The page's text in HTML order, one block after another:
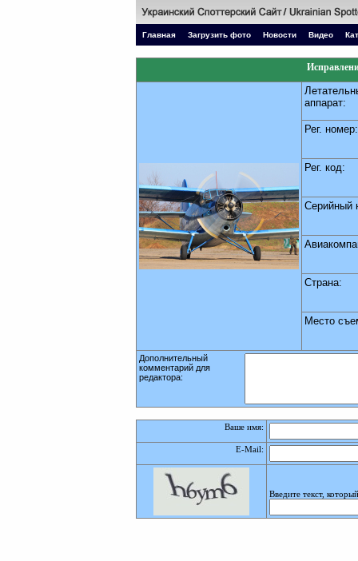
Главная Загрузить фото Новости Видео
аппарат:
Рег. номер:
Рег. код:
Серийный
Страна:
Место
Дополнительный
комментарий для
редактора:
Ваше имя:
E-Mail :
Введите текст,